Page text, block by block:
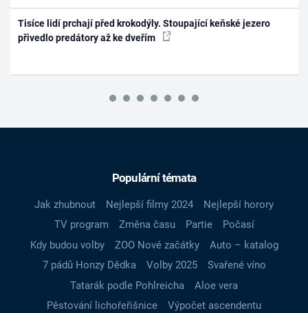
Tisíce lidí prchají před krokodýly. Stoupající keňské jezero
přivedlo predátory až ke dveřím
Populární témata
Jak zhubnout Nejlepší filmy 2024
Nejlepší horory
TV program
Změna času Partie
Počasí
Kdy budou volby
ZOO Nové začátky
Auto – katalog
7 pádů Honzy Dědka
Volby 2025
Svařené víno
Tatarák podle Pohlreicha
Aloe vera
Pěstování lichořeřišnice
Výpočet ascendentu